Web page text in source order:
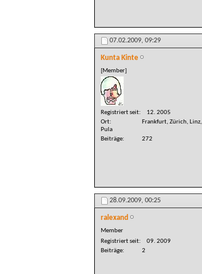
07.02.2009, 09:29
Kunta Kinte
[Member]
Registriert seit
12. 2005
Ort
Frankfurt, Zürich, Linz,
Pula
Beiträge
272
28.09.2009, 00:25
ralexand
Member
Registriert seit
09. 2009
Beiträge
2